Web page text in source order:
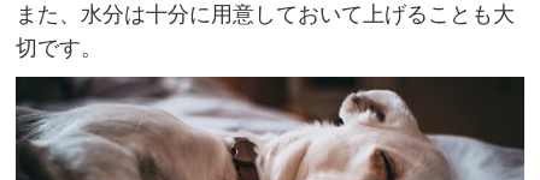
また、水分は十分に用意しておいて上げることも大
切です。